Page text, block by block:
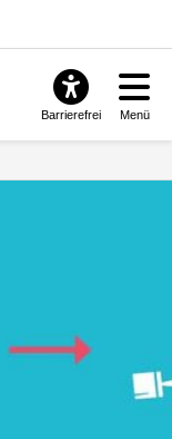
Barrierefrei Menü